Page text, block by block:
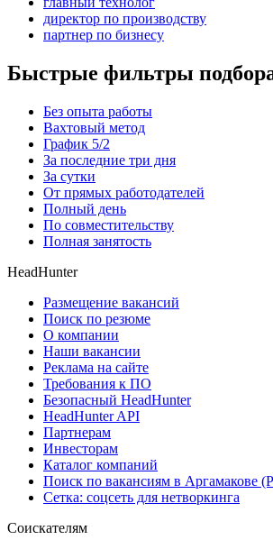
директор по производству
партнер по бизнесу
Быстрые фильтры
Без опыта работы
Вахтовый метод
График 5/2
За последние три дня
За сутки
От прямых работодателей
Полный день
По совместительству
Полная занятость
HeadHunter
Размещение вакансий
Поиск по резюме
О компании
Наши вакансии
Реклама на сайте
Требования к ПО
Безопасный HeadHunter
HeadHunter API
Партнерам
Инвесторам
Каталог компаний
Поиск по вакансиям в Аргамакове
Сетка: соцсеть для нетворкинга
Соискателям